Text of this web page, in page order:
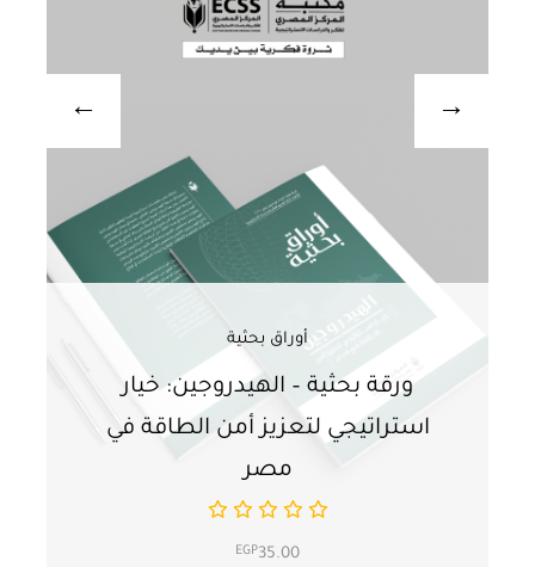
أوراق بحثية
ورقة بحثية – الهيدروجين: خيار
استراتيجي لتعزيز أمن الطاقة في
مصر
EGP35.00